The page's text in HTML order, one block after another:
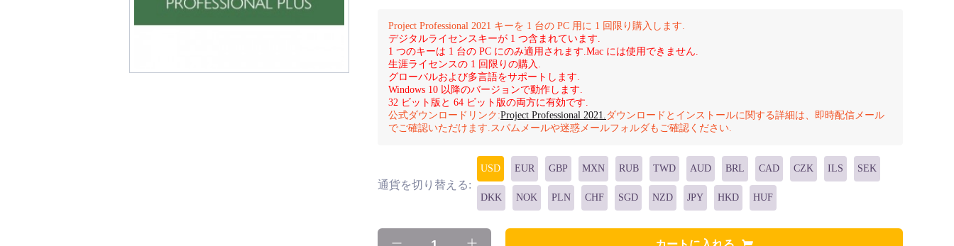
Project Professional 2021 キーを 1 台の PC 用に 1 回限り購入します.
デジタルライセンスキーが 1 つ含まれています.
1 つのキーは 1 台の PC にのみ適用されます.Mac には使用できません.
生涯ライセンスの 1 回限りの購入.
グローバルおよび多言語をサポートします.
Windows 10 以降のバージョンで動作します.
32 ビット版と 64 ビット版の両方に有効です.
公式ダウンロードリンク:Project Professional 2021. ダウンロードとインストールに関する詳細は、即時配信メール
でご確認いただけます.スパムメールや迷惑メールフォルダもご確認ください.
通貨を切り替える:
USD EUR GBP MXN RUB TWD AUD BRL CAD CZK ILS SEK
DKK NOK PLN CHF SGD NZD JPY HKD HUF